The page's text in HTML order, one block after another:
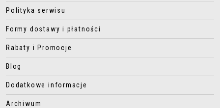
Polityka serwisu
Formy dostawy i płatności
Rabaty i Promocje
Blog
Dodatkowe informacje
Archiwum